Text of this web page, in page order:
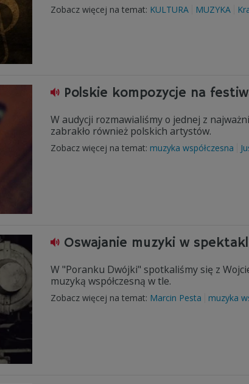
Zobacz więcej na temat: KULTURA MUZYKA
Polskie kompozycje na
W audycji rozmawialiśmy o jednej z
zabrakło również polskich artystów.
Zobacz więcej na temat: muzyka współczesna
Oswajanie muzyki w
W "Poranku Dwójki" spotkaliśmy się z
muzyką współczesną w tle.
Zobacz więcej na temat: Marcin Pesta muzyka